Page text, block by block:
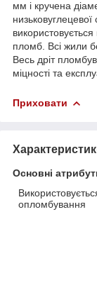
мм і кручена
пломб. Всі жили
Весь дріт
міцності та
Приховати
Основні
опломбування